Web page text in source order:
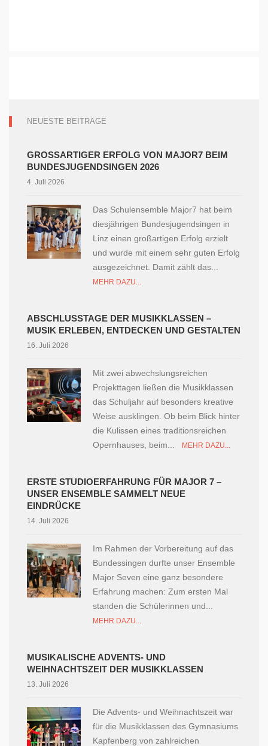
NEUESTE BEITRÄGE
GROSSARTIGER ERFOLG VON MAJOR7 BEIM B
UNDESJUGENDSINGEN 2026
4. Juli 2026
Das Schulensemble Major7 hat beim
diesjährigen Bundesjugendsingen in
Linz einen großartigen Erfolg erzielt
und wurde mit einem sehr guten Erfolg
ausgezeichnet. Damit zählt das...
MEHR DAZU...
ABSCHLUSSTAGE DER MUSIKKLASSEN –
MUSIK ERLEBEN, ENTDECKEN UND GESTALTEN
16. Juli 2026
Mit zwei abwechslungsreichen
Projekttagen ließen die Musikklassen
das Schuljahr auf besonders kreative
Weise ausklingen. Ob beim Blick hinter
die Kulissen eines traditionsreichen
Opernhauses, beim...
MEHR DAZU...
ERSTE STUDIOERFAHRUNG FÜR MAJOR 7 –
UNSER ENSEMBLE SAMMELT NEUE
EINDRÜCKE
14. Juli 2026
Im Rahmen der Vorbereitung auf das
Bundessingen durfte unser Ensemble
Major Seven eine ganz besondere
Erfahrung machen: Zum ersten Mal
standen die Schülerinnen und...
MEHR DAZU...
MUSIKALISCHE ADVENTS- UND
WEIHNACHTSZEIT DER MUSIKKLASSEN
13. Juli 2026
Die Advents- und Weihnachtszeit war
für die Musikklassen des Gymnasiums
Kapfenberg von zahlreichen